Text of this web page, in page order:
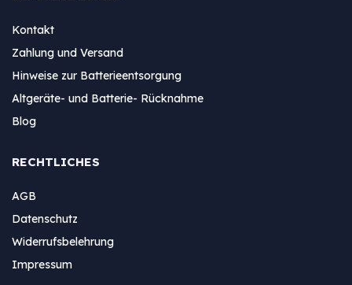
Kontakt
Zahlung und Versand
Hinweise zur Batterieentsorgung
Altgeräte- und Batterie- Rücknahme
Blog
RECHTLICHES
AGB
Datenschutz
Widerrufsbelehrung
Impressum